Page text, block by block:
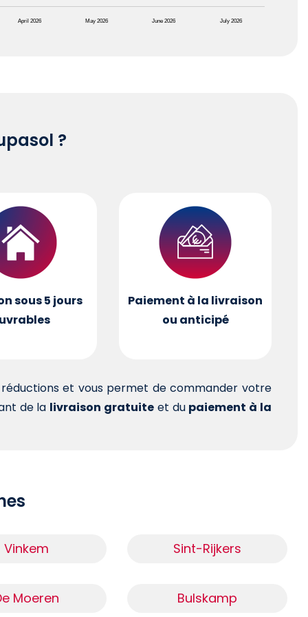
April 2026 May 2026 June 2026 July 2026
?
sous 5 jours
Paiement à la livraison
ou anticipé
et vous permet de commander votre
de la livraison gratuite et du paiement à la
Vinkem Sint-Rijkers
Moeren Bulskamp